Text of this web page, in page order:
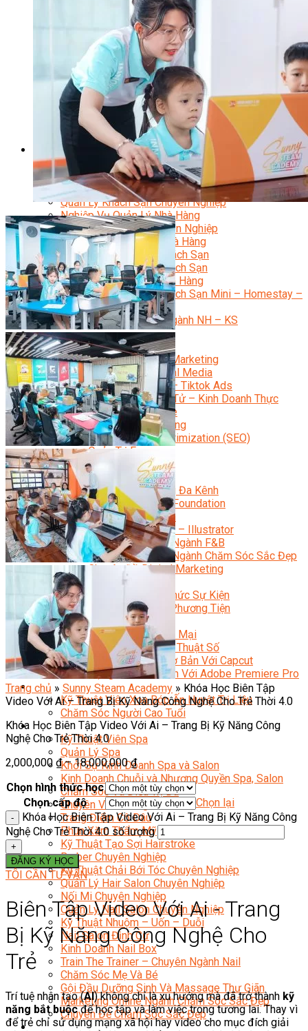
Bánh Mì Nâng Cao
Bánh Đài Loan
Bánh Ngắn Hạn
Bánh Kinh Doanh
Handmade Mini Cake
Master Class
Bí Quyết Kinh Doanh Và Vận Hành Mô Hình Bánh
Chuyên Đề Bếp Bánh
Video Dạy Làm Bánh
Quản Trị NHKS
Quản Trị Nhà Hàng Khách Sạn Quốc Tế
Nghiệp Vụ Quản Lý NH-KS
Quản Lý Nhà Hàng Chuyên Nghiệp
Quản Lý Khách Sạn Chuyên Nghiệp
Nghiệp Vụ Quản Lý Nhà Hàng
Nghiệp Vụ Lễ Tân Chuyên Nghiệp
Giám Đốc Điều Hành Nhà Hàng
Tiếng Anh Nhà Hàng Khách Sạn
Khởi Sự Kinh Doanh Khách Sạn
Khởi Sự Kinh Doanh Nhà Hàng
Khởi Sự Kinh Doanh Khách Sạn Mini – Homestay –
AirBnB
Kiến Thức & Kỹ Năng Ngành NH – KS
Marketing
Digital Marketing
Giám Đốc Digital Marketing
Chuyên Viên Social Media
Tiktok Marketing – Tiktok Ads
Thương Mại Điện Tử – Kinh Doanh Thực
Chiến Trên Shopee
Facebook Marketing
Search Engine Optimization (SEO)
Quản Trị Fanpage
Facebook Ads
Google Ads
Content Marketing Đa Kênh
Digital Marketing Foundation
Bán Hàng Đa Kênh
Adobe Photoshop – Illustrator
Marketing Online Ngành F&B
Marketing Online Ngành Chăm Sóc Sắc Đẹp
Chuyên Đề Digital Marketing
Media Production
Chuyên Viên Tổ Chức Sự Kiện
Truyền Thông Đa Phương Tiện
Media Production
Nhiếp Ảnh Thương Mại
Sản Xuất Phim Kỹ Thuật Số
Biên Tập Video Cơ Bản Với Capcut
Dựng Phim Cơ Bản Với Adobe Premiere Pro
Sức Khỏe
Kỹ Thuật Viên Xoa Bóp Ấn Huyệt Trị Liệu
Chăm Sóc Người Cao Tuổi
Sắc Đẹp
Kỹ Thuật Viên Spa
Quản Lý Spa
Khởi Sự Kinh Doanh Spa và Salon
Kinh Doanh Chuỗi và Nhượng Quyền Spa, Salon
Chăm Sóc Và Điều Trị Da
Chuyên Viên Trang Điểm
Trang Điểm Cô Dâu
Phun Xăm Thẩm Mỹ
Kỹ Thuật Tạo Sợi Hairstroke
Barber Chuyên Nghiệp
Kỹ Thuật Chải Bới Tóc Chuyên Nghiệp
Quản Lý Hair Salon Chuyên Nghiệp
Nối Mi Chuyên Nghiệp
Quản Lý Nail Salon Chuyên Nghiệp
Kỹ Thuật Nhuộm – Uốn – Duỗi
Nail Salon Định Cư
Kinh Doanh Nail Box
Train The Trainer – Chuyên Ngành Nail
Chăm Sóc Mẹ Và Bé
Gội Đầu Dưỡng Sinh Và Massage Thư Giãn
Marketing Online Ngành Chăm Sóc Sắc Đẹp
Chuyên Đề Chăm Sóc Sắc Đẹp
Âm Nhạc
Trang chủ » Sunny Steam Academy » Khóa Học Biên Tập
Video Với Ai – Trang Bị Kỹ Năng Công Nghệ Cho Trẻ Thời 4.0
Khóa Học Biên Tập Video Với Ai – Trang Bị Kỹ Năng Công
Nghệ Cho Trẻ Thời 4.0
2,000,000 ₫–18,000,000₫
Chọn hình thức học
Chọn cấp độ
Chọn lại
Khóa Học Biên Tập Video Với Ai – Trang Bị Kỹ Năng Công
Nghệ Cho Trẻ Thời 4.0 số lượng
ĐĂNG KÝ HỌC
TÔI CẦN TƯ VẤN
Biên Tập Video Với Ai - Trang
Bị Kỹ Năng Công Nghệ Cho
Trẻ
Trí tuệ nhân tạo (AI) không chỉ là xu hướng mà đã trở thành kỹ
năng bắt buộcđể học tập và làm việc trong tương lai. Thay vì
để trẻ chỉ sử dụng mạng xã hội hay video cho mục đích giải